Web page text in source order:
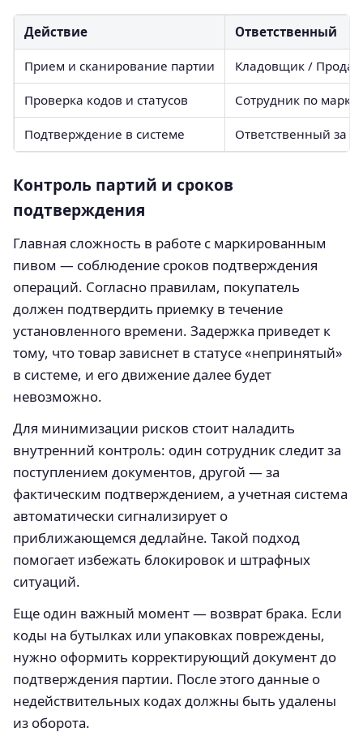
Действие Ответственный
Прием и сканирование партии Кладовщик /
Проверка кодов и статусов Сотрудник по
Подтверждение в системе Ответственный за
Контроль партий и сроков
подтверждения
Главная сложность в работе с маркированным
пивом — соблюдение сроков подтверждения
операций. Согласно правилам, покупатель
должен подтвердить приемку в течение
установленного времени. Задержка приведет к
тому, что товар зависнет в статусе «непринятый»
в системе, и его движение далее будет
невозможно.
Для минимизации рисков стоит наладить
внутренний контроль: один сотрудник следит за
поступлением документов, другой — за
фактическим подтверждением, а учетная система
автоматически сигнализирует о
приближающемся дедлайне. Такой подход
помогает избежать блокировок и штрафных
ситуаций.
Еще один важный момент — возврат брака. Если
коды на бутылках или упаковках повреждены,
нужно оформить корректирующий документ до
подтверждения партии. После этого данные о
недействительных кодах должны быть удалены
из оборота.